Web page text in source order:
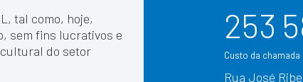
tal como, hoje,
sem fins lucrativos e
do setor
253
Custo da
Rua José